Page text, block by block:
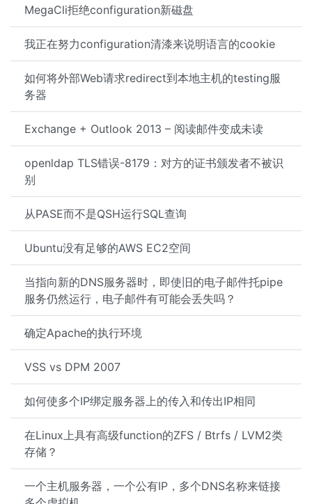
MegaCli拒绝configuration新磁盘
我正在努力configuration清漆来说明语言的cookie
如何将外部Web请求redirect到本地主机的testing服
务器
Exchange + Outlook 2013 – 阅读邮件变成未读
openldap TLS错误-8179：对方的证书颁发者不被识
别
从PASE而不是QSH运行SQL查询
Ubuntu没有足够的AWS EC2空间
当指向新的DNS服务器时，即使旧的电子邮件托pipe
服务仍然运行，电子邮件有可能会丢失吗？
确定Apache的执行环境
VSS vs DPM 2007
如何使多个IP绑定服务器上的传入和传出IP相同
在Linux上具有高级function的ZFS / Btrfs / LVM2类
存储？
一个主机服务器，一个公有IP，多个DNS名称来链接